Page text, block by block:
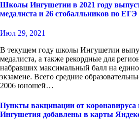
Школы Ингушетии в 2021 году
медалиста и 26 стобалльников по ЕГЭ
Июл 29, 2021
В текущем году школы Ингушетии
медалиста, а также рекордные для
набравших максимальный балл на
экзамене. Всего средние
2006 юношей…
Пункты вакцинации от коронавируса
Ингушетия добавлены в карты